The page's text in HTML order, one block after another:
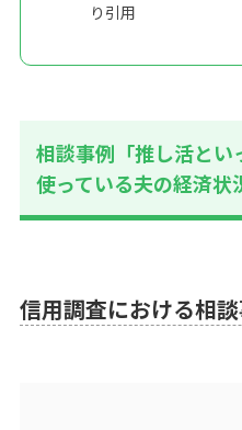
り引用
相談事例「推し活とい
使っている夫の経済状
信用調査における相